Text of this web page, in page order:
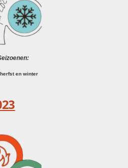
en winter